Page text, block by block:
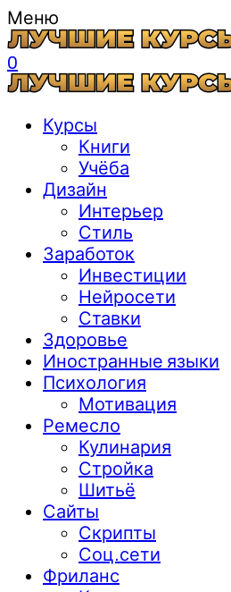
Меню
0
Курсы
Книги
Учёба
Дизайн
Интерьер
Стиль
Заработок
Инвестиции
Нейросети
Ставки
Здоровье
Иностранные языки
Психология
Мотивация
Ремесло
Кулинария
Стройка
Шитьё
Сайты
Скрипты
Соц.сети
Фриланс